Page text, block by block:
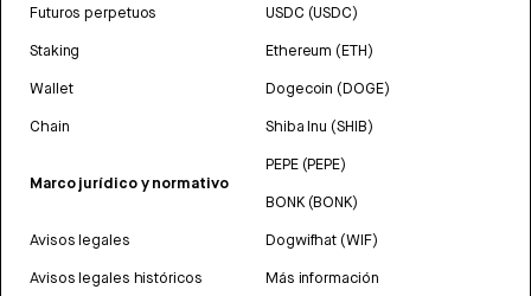
Futuros perpetuos
Staking
Wallet
Chain
Marco jurídico y normativo
Avisos legales
Avisos legales históricos
USDC (USDC)
Ethereum (ETH)
Dogecoin (DOGE)
Shiba Inu (SHIB)
PEPE (PEPE)
BONK (BONK)
Dogwifhat (WIF)
Más información